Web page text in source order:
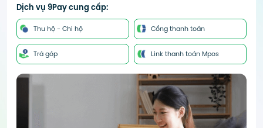
Dịch vụ 9Pay cung cấp:
Thu hộ - Chi hộ Cổng thanh toán
Trả góp Link thanh toán Mpos